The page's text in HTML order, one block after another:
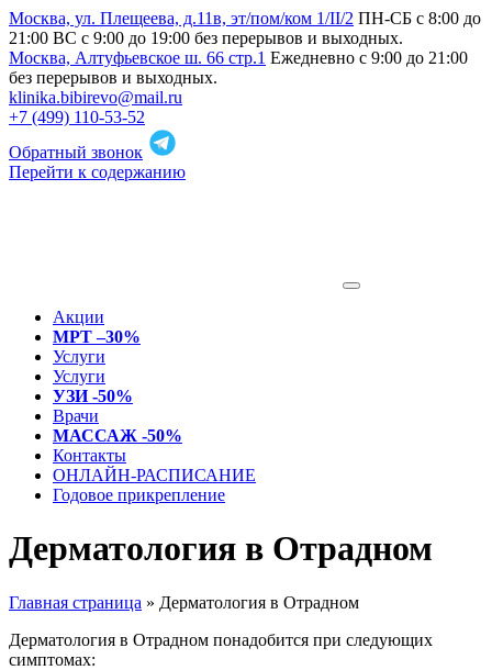
Москва, ул. Плещеева, д.11в, эт/пом/ком 1/II/2 ПН-СБ с 8:00 до
21:00 ВС с 9:00 до 19:00 без перерывов и выходных.
Москва, Алтуфьевское ш. 66 стр.1 Ежедневно с 9:00 до 21:00
без перерывов и выходных.
klinika.bibirevo@mail.ru
+7 (499) 110-53-52
Обратный звонок
Перейти к содержанию
Акции
МРТ –30%
Услуги
Услуги
УЗИ -50%
Врачи
МАССАЖ -50%
Контакты
ОНЛАЙН-РАСПИСАНИЕ
Годовое прикрепление
Дерматология в Отрадном
Главная страница » Дерматология в Отрадном
Дерматология в Отрадном понадобится при следующих
симптомах: